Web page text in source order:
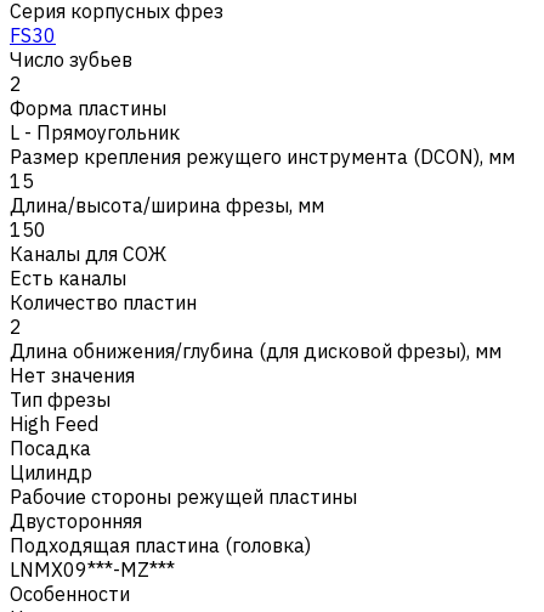
Серия корпусных фрез
FS30
Число зубьев
2
Форма пластины
L - Прямоугольник
Размер крепления режущего инструмента (DCON), мм
15
Длина/высота/ширина фрезы, мм
150
Каналы для СОЖ
Есть каналы
Количество пластин
2
Длина обнижения/глубина (для дисковой фрезы), мм
Нет значения
Тип фрезы
High Feed
Посадка
Цилиндр
Рабочие стороны режущей пластины
Двусторонняя
Подходящая пластина (головка)
LNMX09***-MZ***
Особенности